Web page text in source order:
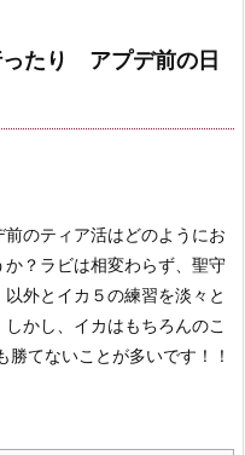
たり アプデ前の日
のティア活はどのようにお
？ ラビは相変わらず、聖守
外とイカ５の練習を淡々と
しかし、イカはもちろんのこ
勝てないことが多いです！！